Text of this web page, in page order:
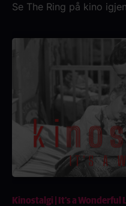
Se The Ring på kino igjen
Kinostalgi | It's a Wonderful